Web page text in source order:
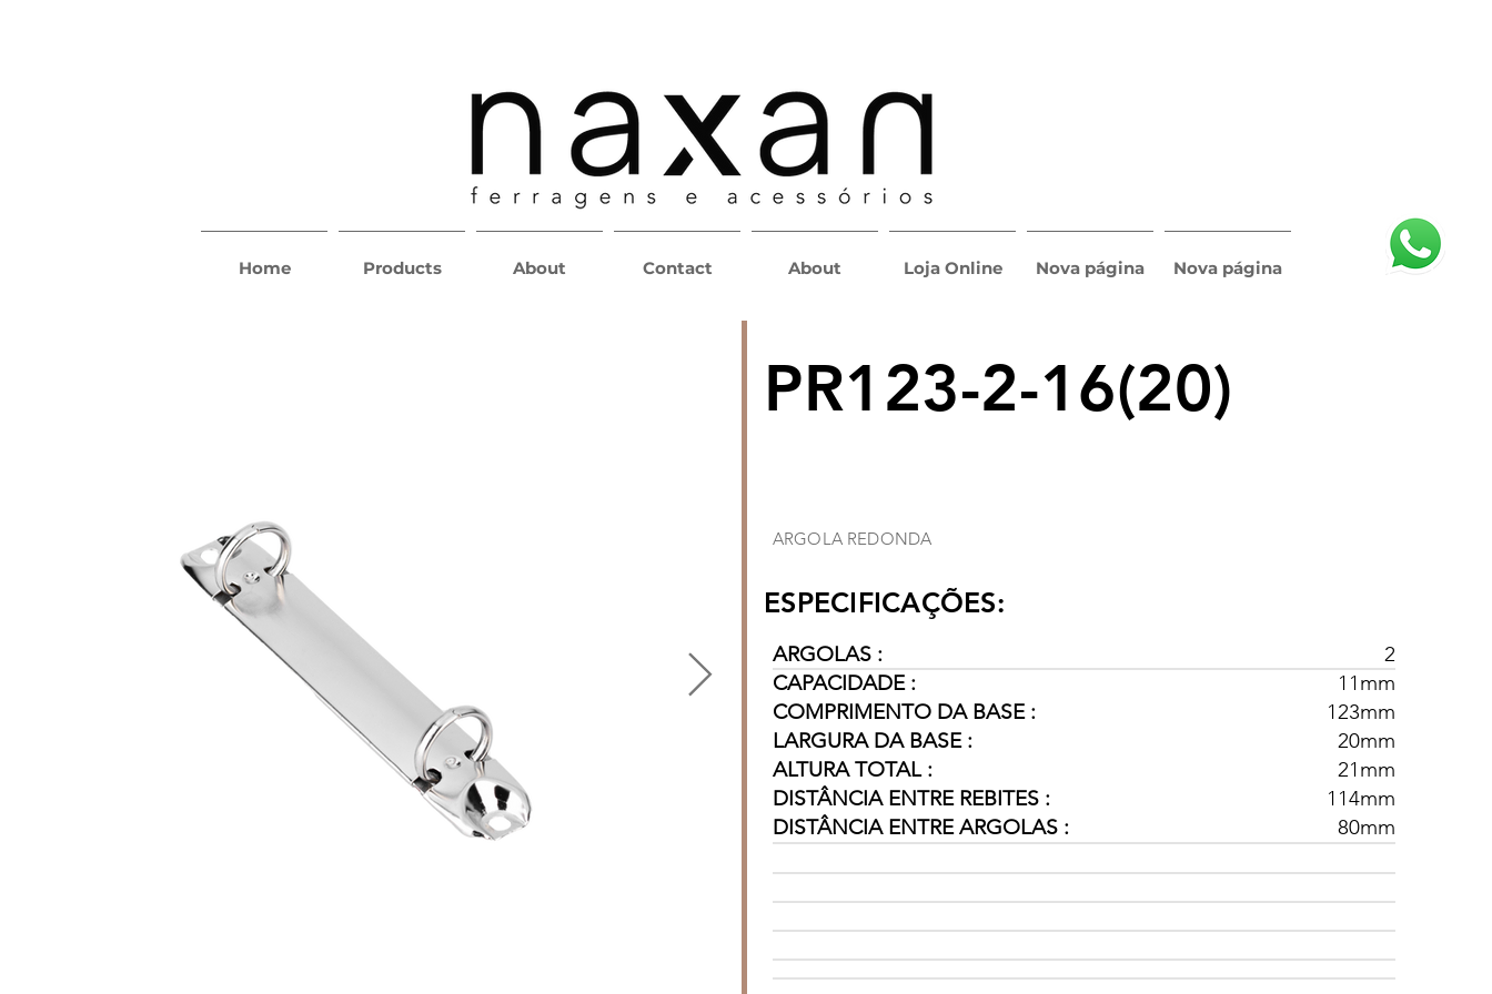
Home Products About Contact About Loja Online Nova página Nova página
ARGOLA REDONDA
PR123-2-16(20)
ESPECIFICAÇÕES:
ARGOLAS :
CAPACIDADE :
COMPRIMENTO DA BASE :
LARGURA DA BASE :
ALTURA TOTAL :
DISTÂNCIA ENTRE REBITES :
DISTÂNCIA ENTRE ARGOLAS :
2
11mm
123mm
20mm
21mm
114mm
80mm